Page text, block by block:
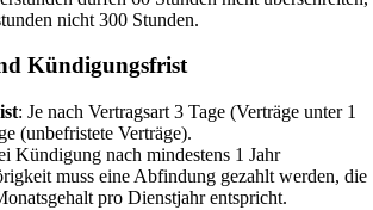
nicht 300 Stunden.
Kündigungsfrist
: Je nach Vertragsart 3 Tage (Verträge unter 1
(unbefristete Verträge).
Kündigung nach mindestens 1 Jahr
muss eine Abfindung gezahlt werden, die
pro Dienstjahr entspricht.